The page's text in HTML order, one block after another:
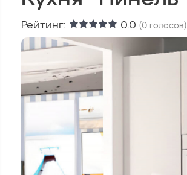
Рейтинг: 0.0 (0 голосов)